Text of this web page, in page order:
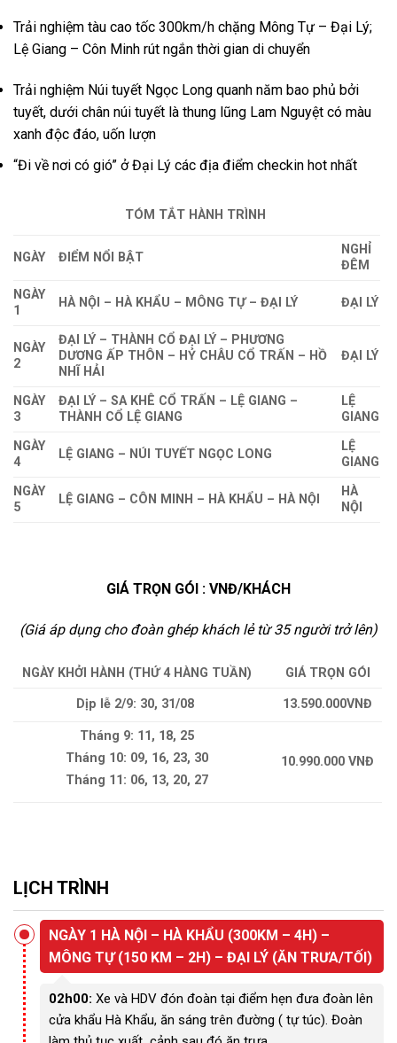
Trải nghiệm tàu cao tốc 300km/h chặng Mông Tự – Đại Lý;
Lệ Giang – Côn Minh rút ngắn thời gian di chuyển
Trải nghiệm Núi tuyết Ngọc Long quanh năm bao phủ bởi
tuyết, dưới chân núi tuyết là thung lũng Lam Nguyệt có màu
xanh độc đáo, uốn lượn
“Đi về nơi có gió” ở Đại Lý các địa điểm checkin hot nhất
TÓM TẮT HÀNH TRÌNH
NGÀY ĐIỂM NỔI BẬT
NGHỈ
ĐÊM
NGÀY
1
HÀ NỘI – HÀ KHẨU – MÔNG TỰ – ĐẠI LÝ ĐẠI LÝ
NGÀY
2
ĐẠI LÝ – THÀNH CỔ ĐẠI LÝ – PHƯƠNG
DƯƠNG ẤP THÔN – HỶ CHÂU CỔ TRẤN – HỒ
NHĨ HẢI
ĐẠI LÝ
NGÀY
3
ĐẠI LÝ – SA KHÊ CỔ TRẤN – LỆ GIANG –
THÀNH CỔ LỆ GIANG
LỆ
GIANG
NGÀY
4
LỆ GIANG – NÚI TUYẾT NGỌC LONG
LỆ
GIANG
NGÀY
5
LỆ GIANG – CÔN MINH – HÀ KHẨU – HÀ NỘI
HÀ
NỘI
GIÁ TRỌN GÓI : VNĐ/KHÁCH
(Giá áp dụng cho đoàn ghép khách lẻ từ 35 người trở lên)
NGÀY KHỞI HÀNH (THỨ 4 HÀNG TUẦN) GIÁ TRỌN GÓI
Dịp lễ 2/9: 30, 31/08 13.590.000VNĐ
Tháng 9: 11, 18, 25
Tháng 10: 09, 16, 23, 30
Tháng 11: 06, 13, 20, 27
10.990.000 VNĐ
LỊCH TRÌNH
NGÀY 1 HÀ NỘI – HÀ KHẨU (300KM – 4H) –
MÔNG TỰ (150 KM – 2H) – ĐẠI LÝ (ĂN TRƯA/TỐI)
02h00: Xe và HDV đón đoàn tại điểm hẹn đưa đoàn lên
cửa khẩu Hà Khẩu, ăn sáng trên đường ( tự túc). Đoàn